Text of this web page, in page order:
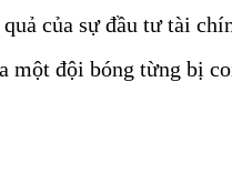
của sự đầu tư tài
một đội bóng từng bị